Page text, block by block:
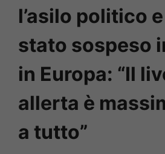
l’asilo politico
stato sospeso
in Europa: “Il
allerta è
a tutto”